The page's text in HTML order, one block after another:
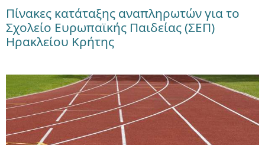
Πίνακες κατάταξης αναπληρωτών για το
Σχολείο Ευρωπαϊκής Παιδείας (ΣΕΠ)
Ηρακλείου Κρήτης